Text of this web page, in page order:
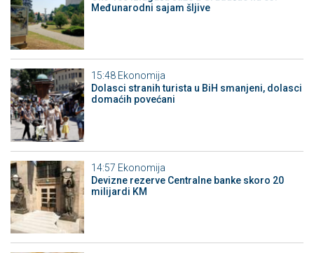
Međunarodni sajam šljive
15:48 Ekonomija
Dolasci stranih turista u BiH smanjeni, dolasci
domaćih povećani
14:57 Ekonomija
Devizne rezerve Centralne banke skoro 20
milijardi KM